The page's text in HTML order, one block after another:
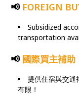
📢 FOREIGN
Subsidized
transportation
📢 國際買主補助
提供住宿與交通
有限！